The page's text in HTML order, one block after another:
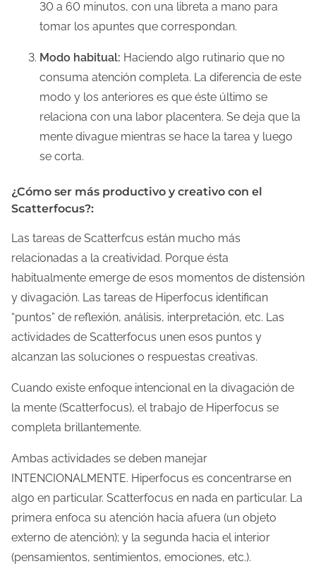
30 a 60 minutos, con una libreta a mano para
tomar los apuntes que correspondan.
Modo habitual: Haciendo algo rutinario que no
consuma atención completa. La diferencia de este
modo y los anteriores es que éste último se
relaciona con una labor placentera. Se deja que la
mente divague mientras se hace la tarea y luego
se corta.
¿Cómo ser más productivo y creativo con el
Scatterfocus?:
Las tareas de Scatterfcus están mucho más
relacionadas a la creatividad. Porque ésta
habitualmente emerge de esos momentos de distensión
y divagación. Las tareas de Hiperfocus identifican
“puntos” de reflexión, análisis, interpretación, etc. Las
actividades de Scatterfocus unen esos puntos y
alcanzan las soluciones o respuestas creativas.
Cuando existe enfoque intencional en la divagación de
la mente (Scatterfocus), el trabajo de Hiperfocus se
completa brillantemente.
Ambas actividades se deben manejar
INTENCIONALMENTE. Hiperfocus es concentrarse en
algo en particular. Scatterfocus en nada en particular. La
primera enfoca su atención hacia afuera (un objeto
externo de atención); y la segunda hacia el interior
(pensamientos, sentimientos, emociones, etc.).